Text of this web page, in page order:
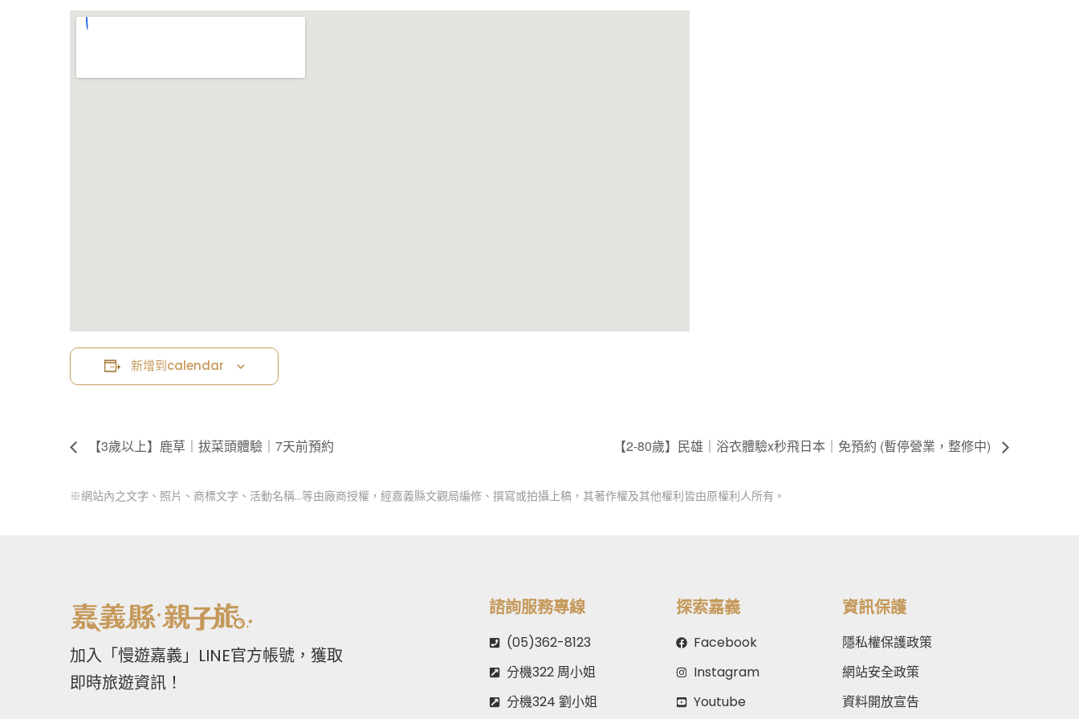
新增到calendar
【3歲以上】鹿草｜拔菜頭體驗｜7天前預約 【2-80歲】民雄｜浴衣體驗x秒飛日本｜免預約 (暫停營業，整修中)
※網站內之文字、照片、商標文字、活動名稱…等由廠商授權，經嘉義縣文觀局編修、撰寫或拍攝上稿，其著作權及其他權利皆由原權利人所有。
加入「慢遊嘉義」LINE官方帳號，獲取
即時旅遊資訊！
諮詢服務專線
(05)362-8123
分機322 周小姐
分機324 劉小姐
探索嘉義
Facebook
Instagram
Youtube
資訊保護
隱私權保護政策
網站安全政策
資料開放宣告